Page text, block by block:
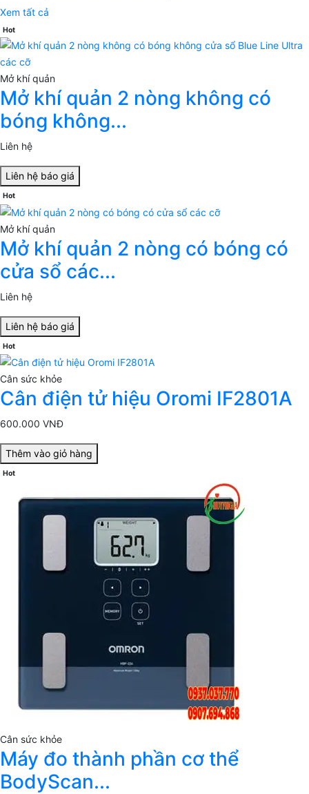
Xem tất cả
Hot
Mở khí quản
Mở khí quản 2 nòng không có
bóng không...
Liên hệ
Liên hệ báo giá
Hot
Mở khí quản
Mở khí quản 2 nòng có bóng có
cửa sổ các...
Liên hệ
Liên hệ báo giá
Hot
Cân sức khỏe
Cân điện tử hiệu Oromi IF2801A
600.000 VNĐ
Thêm vào giỏ hàng
Hot
Cân sức khỏe
Máy đo thành phần cơ thể
BodyScan...